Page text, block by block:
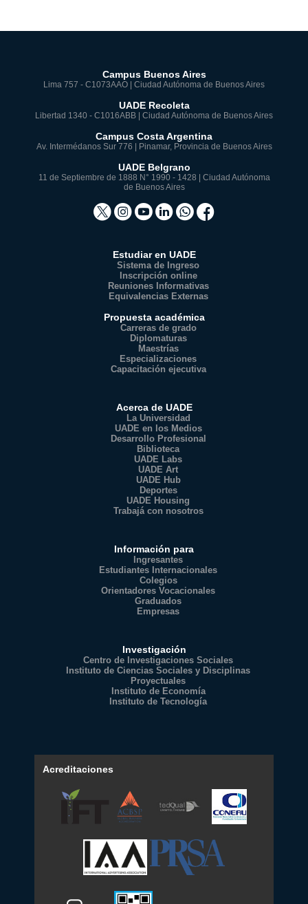
Campus Buenos Aires
Lima 757 - C1073AAO | Ciudad Autónoma de Buenos Aires
UADE Recoleta
Libertad 1340 - C1016ABB | Ciudad Autónoma de Buenos Aires
Campus Costa Argentina
Av. Intermédanos Sur 776 | Pinamar, Provincia de Buenos Aires
UADE Belgrano
11 de Septiembre de 1888 N° 1990 - 1428 | Ciudad Autónoma
de Buenos Aires
Estudiar en UADE
Sistema de Ingreso
Inscripción online
Reuniones Informativas
Equivalencias Externas
Propuesta académica
Carreras de grado
Diplomaturas
Maestrías
Especializaciones
Capacitación ejecutiva
Acerca de UADE
La Universidad
UADE en los Medios
Desarrollo Profesional
Biblioteca
UADE Labs
UADE Art
UADE Hub
Deportes
UADE Housing
Trabajá con nosotros
Información para
Ingresantes
Estudiantes Internacionales
Colegios
Orientadores Vocacionales
Graduados
Empresas
Investigación
Centro de Investigaciones Sociales
Instituto de Ciencias Sociales y Disciplinas
Proyectuales
Instituto de Economía
Instituto de Tecnología
Acreditaciones